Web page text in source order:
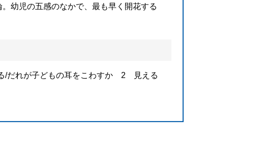
幼児の五感のなかで、最も早く開花する
る/だれが子どもの耳をこわすか 2 見える